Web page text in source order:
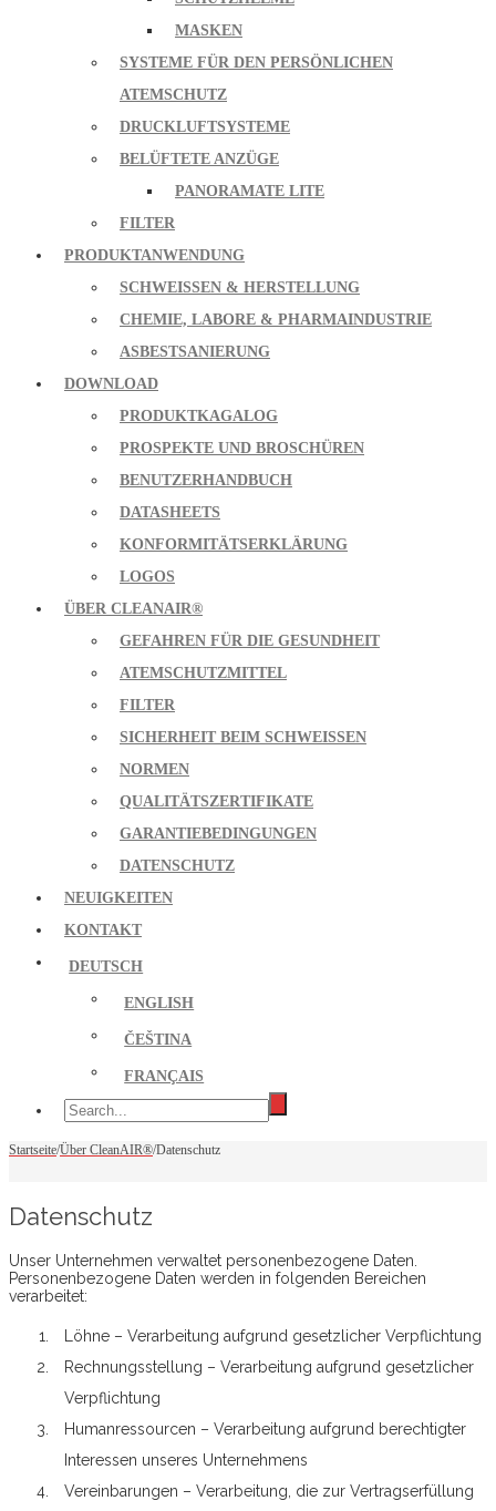
MASKEN
SYSTEME FÜR DEN PERSÖNLICHEN
ATEMSCHUTZ
DRUCKLUFTSYSTEME
BELÜFTETE ANZÜGE
PANORAMATE LITE
FILTER
PRODUKTANWENDUNG
SCHWEISSEN & HERSTELLUNG
CHEMIE, LABORE & PHARMAINDUSTRIE
ASBESTSANIERUNG
DOWNLOAD
PRODUKTKAGALOG
PROSPEKTE UND BROSCHÜREN
BENUTZERHANDBUCH
DATASHEETS
KONFORMITÄTSERKLÄRUNG
LOGOS
ÜBER CLEANAIR®
GEFAHREN FÜR DIE GESUNDHEIT
ATEMSCHUTZMITTEL
FILTER
SICHERHEIT BEIM SCHWEISSEN
NORMEN
QUALITÄTSZERTIFIKATE
GARANTIEBEDINGUNGEN
DATENSCHUTZ
NEUIGKEITEN
KONTAKT
DEUTSCH
ENGLISH
ČEŠTINA
FRANÇAIS
Startseite/Über CleanAIR®/Datenschutz
Datenschutz
Unser Unternehmen verwaltet personenbezogene Daten.
Personenbezogene Daten werden in folgenden Bereichen
verarbeitet:
Löhne – Verarbeitung aufgrund gesetzlicher Verpflichtung
Rechnungsstellung – Verarbeitung aufgrund gesetzlicher
Verpflichtung
Humanressourcen – Verarbeitung aufgrund berechtigter
Interessen unseres Unternehmens
Vereinbarungen – Verarbeitung, die zur Vertragserfüllung